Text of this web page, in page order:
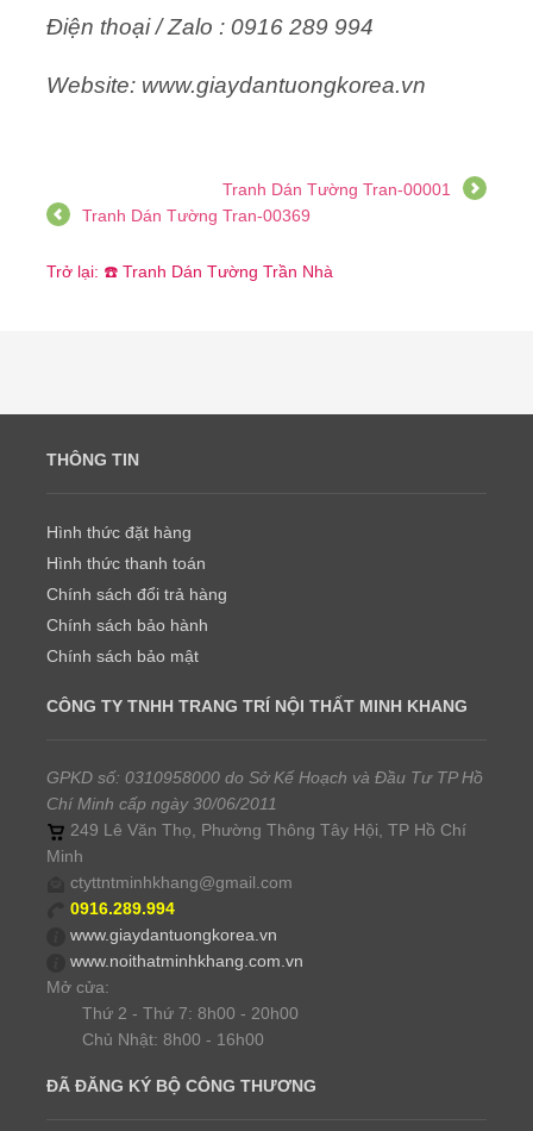
Điện thoại / Zalo : 0916 289 994
Website: www.giaydantuongkorea.vn
Tranh Dán Tường Tran-00001
Tranh Dán Tường Tran-00369
Trở lại: ☎️ Tranh Dán Tường Trần Nhà
THÔNG TIN
Hình thức đặt hàng
Hình thức thanh toán
Chính sách đổi trả hàng
Chính sách bảo hành
Chính sách bảo mật
CÔNG TY TNHH TRANG TRÍ NỘI THẤT MINH KHANG
GPKD số: 0310958000 do Sở Kế Hoạch và Đầu Tư TP Hồ
Chí Minh cấp ngày 30/06/2011
249 Lê Văn Thọ, Phường Thông Tây Hội, TP Hồ Chí
Minh
ctyttntminhkhang@gmail.com
0916.289.994
www.giaydantuongkorea.vn
www.noithatminhkhang.com.vn
Mở cửa:
Thứ 2 - Thứ 7: 8h00 - 20h00
Chủ Nhật: 8h00 - 16h00
ĐÃ ĐĂNG KÝ BỘ CÔNG THƯƠNG